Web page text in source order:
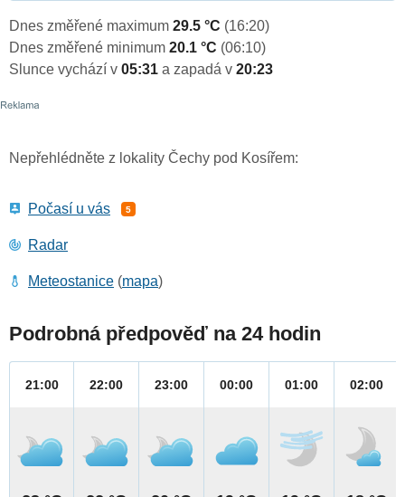
Dnes změřené maximum 29.5 °C (16:20)
Dnes změřené minimum 20.1 °C (06:10)
Slunce vychází v 05:31 a zapadá v 20:23
Nepřehlédněte z lokality Čechy pod Kosířem:
Počasí u vás 5
Radar
Meteostanice (mapa)
Podrobná předpověď na 24 hodin
21:00 22:00 23:00 00:00 01:00 02:00